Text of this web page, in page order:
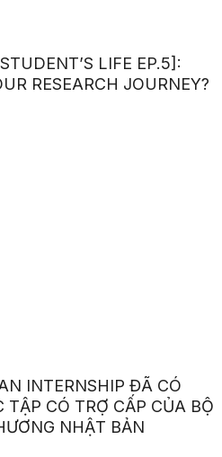
LIFE EP.5]:
RESEARCH JOURNEY?
INTERNSHIP ĐÃ CÓ
TẬP CÓ TRỢ CẤP CỦA BỘ
NHẬT BẢN